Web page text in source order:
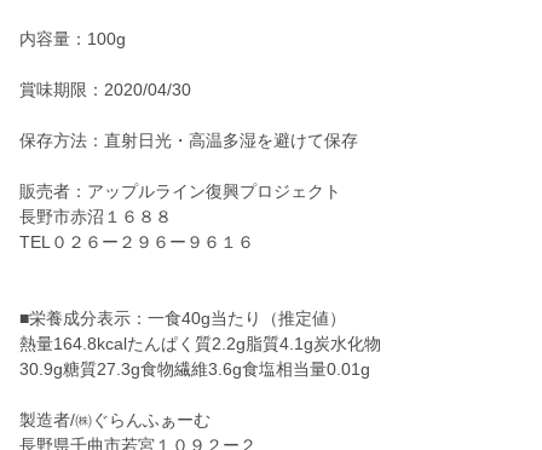
内容量：100g
賞味期限：2020/04/30
保存方法：直射日光・高温多湿を避けて保存
販売者：アップルライン復興プロジェクト
長野市赤沼１６８８
TEL０２６ー２９６ー９６１６
■栄養成分表示：一食40g当たり（推定値）
熱量164.8kcalたんぱく質2.2g脂質4.1g炭水化物
30.9g糖質27.3g食物繊維3.6g食塩相当量0.01g
製造者/㈱ぐらんふぁーむ
長野県千曲市若宮１０９２ー２